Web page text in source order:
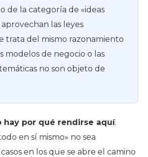
de la categoría de «ideas
las leyes
trata del mismo razonamiento
modelos de negocio o las
no son objeto de
hay por qué rendirse aquí.
en sí mismo» no sea
en los que se abre el camino